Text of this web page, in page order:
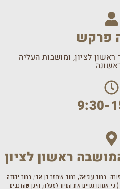
פרקש
לציון, ומושבות העליה
9:30-
רחוב עוזיאל, רחוב איתמר בן אבי, רחוב יהודה
ברגל למטה ( כי אנחנו נסיים את הסיור למעלה, היכן שהרכבים